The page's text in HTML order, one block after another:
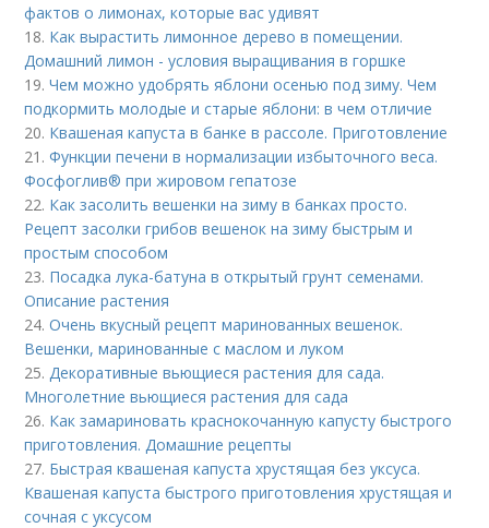
фактов о лимонах, которые вас удивят
18. Как вырастить лимонное дерево в помещении.
Домашний лимон - условия выращивания в горшке
19.Чем можно удобрять яблони осенью под зиму. Чем
подкормить молодые и старые яблони: в чем отличие
20. Квашеная капуста в банке в рассоле. Приготовление
21.Функции печени в нормализации избыточного веса.
Фосфоглив® при жировом гепатозе
22. Как засолить вешенки на зиму в банках просто.
Рецепт засолки грибов вешенок на зиму быстрым и
простым способом
23. Посадка лука-батуна в открытый грунт семенами.
Описание растения
24.Очень вкусный рецепт маринованных вешенок.
Вешенки, маринованные с маслом и луком
25.Декоративные вьющиеся растения для сада.
Многолетние вьющиеся растения для сада
26. Как замариновать краснокочанную капусту быстрого
приготовления. Домашние рецепты
27. Быстрая квашеная капуста хрустящая без уксуса.
Квашеная капуста быстрого приготовления хрустящая и
сочная с уксусом